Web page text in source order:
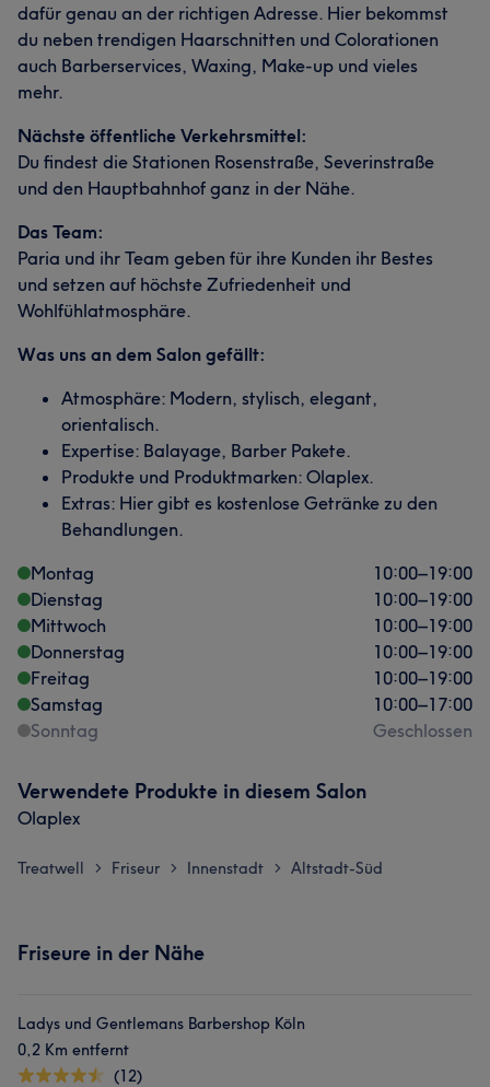
Was unsere Kunden über Paria sagen
dafür genau an der richtigen Adresse. Hier bekommst
du neben trendigen Haarschnitten und Colorationen
auch Barberservices, Waxing, Make-up und vieles
mehr.
Nächste öffentliche Verkehrsmittel:
Du findest die Stationen Rosenstraße, Severinstraße
und den Hauptbahnhof ganz in der Nähe.
Das Team:
Paria und ihr Team geben für ihre Kunden ihr Bestes
und setzen auf höchste Zufriedenheit und
Wohlfühlatmosphäre.
Was uns an dem Salon gefällt:
Atmosphäre: Modern, stylisch, elegant,
orientalisch.
Expertise: Balayage, Barber Pakete.
Produkte und Produktmarken: Olaplex.
Extras: Hier gibt es kostenlose Getränke zu den
Behandlungen.
Montag
10:00–19:00
Dienstag
10:00–19:00
Mittwoch
10:00–19:00
Donnerstag
10:00–19:00
Freitag
10:00–19:00
Samstag
10:00–17:00
Sonntag
Geschlossen
Verwendete Produkte in diesem Salon
Olaplex
Treatwell > Friseur > Innenstadt > Altstadt-Süd
Friseure in der Nähe
Ladys und Gentlemans Barbershop Köln
0,2 Km entfernt
(12)